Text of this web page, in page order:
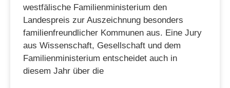
westfälische Familienministerium den
Landespreis zur Auszeichnung besonders
familienfreundlicher Kommunen aus. Eine Jury
aus Wissenschaft, Gesellschaft und dem
Familienministerium entscheidet auch in
diesem Jahr über die